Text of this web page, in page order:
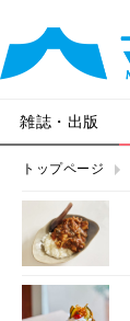
雑誌・出版
トップページ